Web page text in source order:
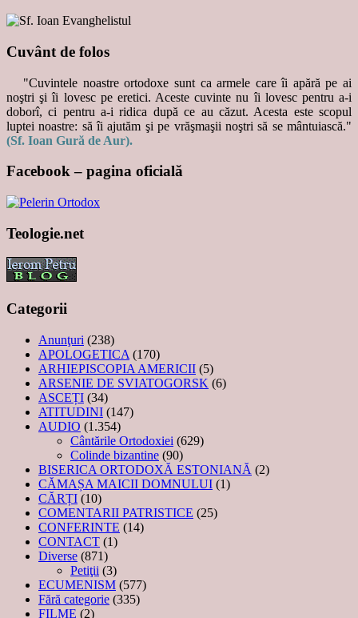
Cuvânt de folos
"Cuvintele noastre ortodoxe sunt ca armele care îi apără pe ai
noştri şi îi lovesc pe eretici. Aceste cuvinte nu îi lovesc pentru a-i
doborî, ci pentru a-i ridica după ce au căzut. Acesta este scopul
luptei noastre: să îi ajutăm şi pe vrăşmaşii noştri să se mântuiască."
(Sf. Ioan Gură de Aur).
Facebook – pagina oficială
Teologie.net
Categorii
Anunţuri (238)
APOLOGETICA (170)
ARHIEPISCOPIA AMERICII (5)
ARSENIE DE SVIATOGORSK (6)
ASCEȚI (34)
ATITUDINI (147)
AUDIO (1.354)
Cântările Ortodoxiei (629)
Colinde bizantine (90)
BISERICA ORTODOXĂ ESTONIANĂ (2)
CĂMAȘA MAICII DOMNULUI (1)
CĂRȚI (10)
COMENTARII PATRISTICE (25)
CONFERINTE (14)
CONTACT (1)
Diverse (871)
Petiţii (3)
ECUMENISM (577)
Fără categorie (335)
FILME (2)